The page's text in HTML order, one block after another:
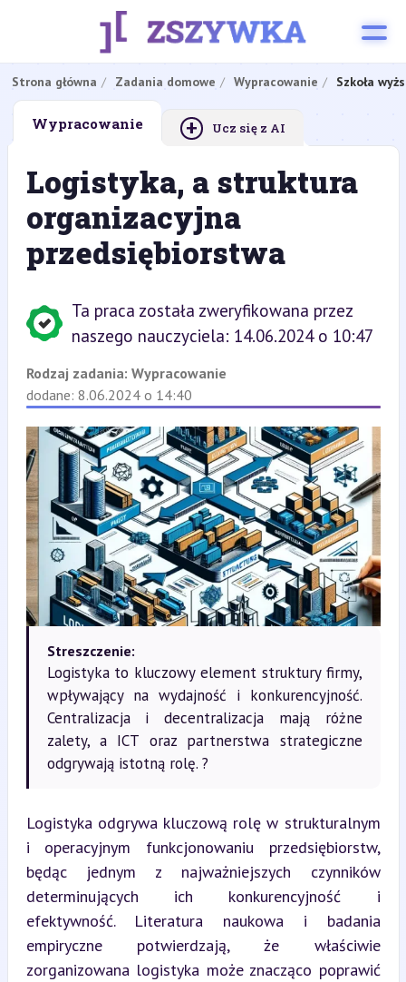
Strona główna Zadania domowe Wypracowanie Szkoła
Wypracowanie + Ucz się z AI
Logistyka, a struktura
organizacyjna
przedsiębiorstwa
Ta praca została zweryfikowana przez
naszego nauczyciela: 14.06.2024 o 10:47
Rodzaj zadania: Wypracowanie
dodane: 8.06.2024 o 14:40
Streszczenie:
Logistyka to kluczowy element struktury firmy,
wpływający na wydajność i konkurencyjność.
Centralizacja i decentralizacja mają różne
zalety, a ICT oraz partnerstwa strategiczne
odgrywają istotną rolę. ?
Logistyka odgrywa kluczową rolę w strukturalnym
i operacyjnym funkcjonowaniu przedsiębiorstw,
będąc jednym z najważniejszych czynników
determinujących ich konkurencyjność i
efektywność. Literatura naukowa i badania
empiryczne potwierdzają, że właściwie
zorganizowana logistyka może znacząco poprawić